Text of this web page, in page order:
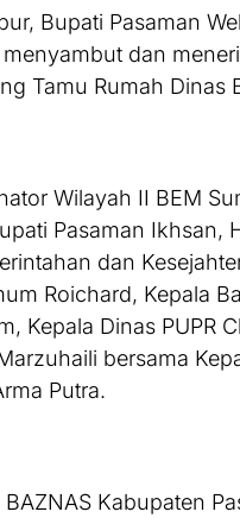
Bupati Pasaman
dan
Tamu Rumah Dinas
Wilayah II BEM
Pasaman Ikhsan,
dan
Roichard, Kepala
Kepala Dinas PUPR
bersama
Putra.
Kabupaten